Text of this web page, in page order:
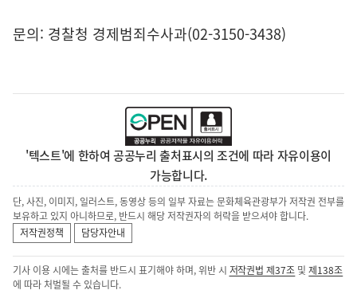
문의: 경찰청 경제범죄수사과(02-3150-3438)
'텍스트'에 한하여 공공누리 출처표시의 조건에 따라 자유이용이
가능합니다.
단, 사진, 이미지, 일러스트, 동영상 등의 일부 자료는 문화체육관광부가 저작권 전부를
보유하고 있지 아니하므로, 반드시 해당 저작권자의 허락을 받으셔야 합니다.
저작권정책
담당자안내
기사 이용 시에는 출처를 반드시 표기해야 하며, 위반 시 저작권법 제37조 및제138조
에 따라 처벌될 수 있습니다.